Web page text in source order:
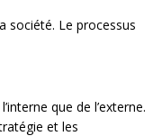
société. Le processus
que de l’externe.
et les